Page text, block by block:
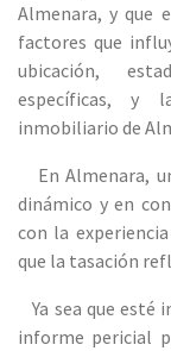
Almenara, y que
factores que
ubicación,
específicas, y
inmobiliario de
En Almenara,
dinámico y en
con la
que la tasación
Ya sea que esté
informe pericial